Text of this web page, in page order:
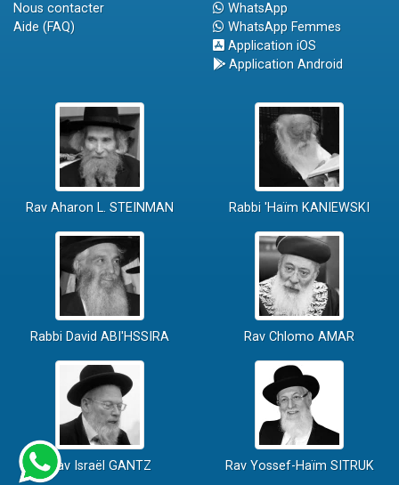
Nous contacter
Aide (FAQ)
WhatsApp
WhatsApp Femmes
Application iOS
Application Android
Rav Aharon L. STEINMAN Rabbi 'Haïm KANIEWSKI
Rabbi David ABI'HSSIRA Rav Chlomo AMAR
Rav Israël GANTZ Rav Yossef-Haïm SITRUK